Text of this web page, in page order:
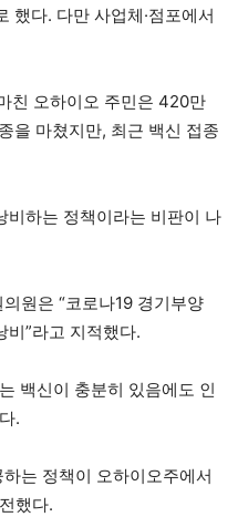
했다. 다만 사업체·점포에서
친 오하이오 주민은 420만
을 마쳤지만, 최근 백신 접종
비하는 정책이라는 비판이 나
원은 “코로나19 경기부양
비”라고 지적했다.
백신이 충분히 있음에도 인
.
는 정책이 오하이오주에서
했다.